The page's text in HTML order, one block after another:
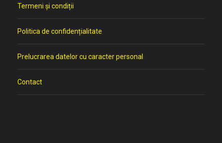
Termeni și condiții
Politica de confidențialitate
Prelucrarea datelor cu caracter personal
Contact